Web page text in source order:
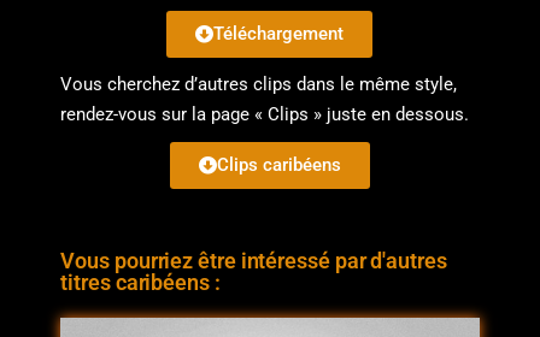
Téléchargement
Vous cherchez d’autres clips dans le même style,
rendez-vous sur la page « Clips » juste en dessous.
Clips caribéens
Vous pourriez être intéressé par d'autres
titres caribéens :